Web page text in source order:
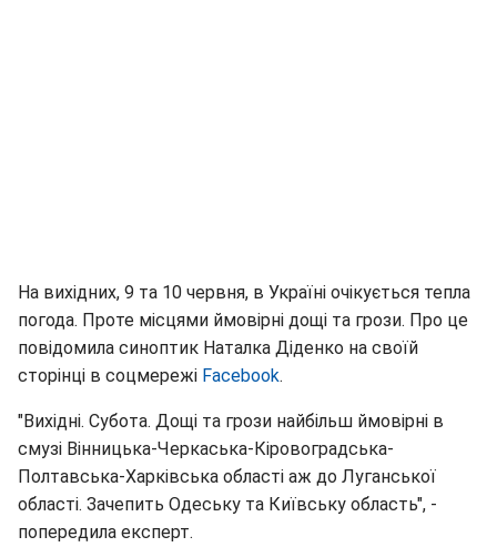
На вихідних, 9 та 10 червня, в Україні очікується тепла
погода. Проте місцями ймовірні дощі та грози. Про це
повідомила синоптик Наталка Діденко на своїй
сторінці в соцмережі Facebook.
"Вихідні. Субота. Дощі та грози найбільш ймовірні в
смузі Вінницька-Черкаська-Кіровоградська-
Полтавська-Харківська області аж до Луганської
області. Зачепить Одеську та Київську область", -
попередила експерт.